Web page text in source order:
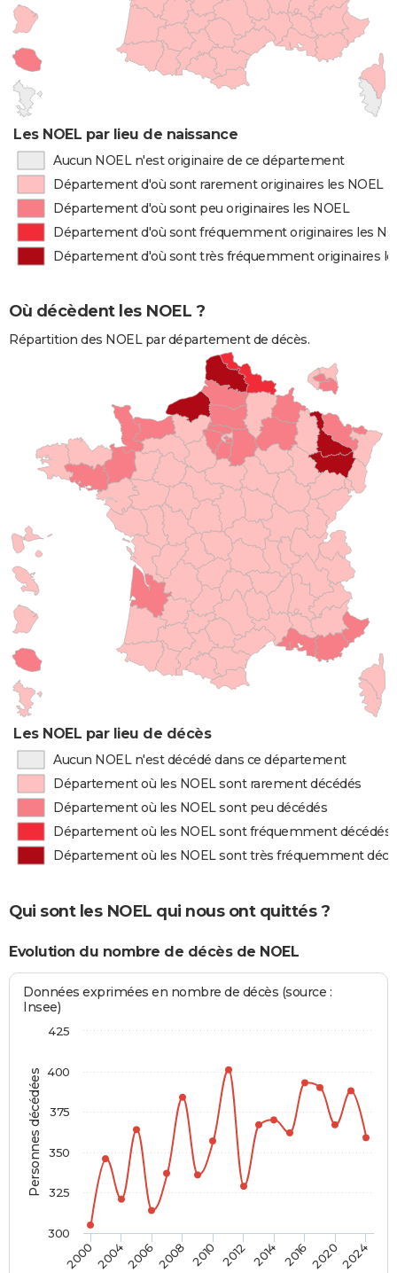
Les NOEL par lieu de naissance
Aucun NOEL n'est originaire de ce département
Département d'où sont rarement originaires les NOEL
Département d'où sont peu originaires les NOEL
Département d'où sont fréquemment originaires les
Département d'où sont très fréquemment originaires
Où décèdent les NOEL ?
Répartition des NOEL par département de décès.
Les NOEL par lieu de décès
Aucun NOEL n'est décédé dans ce département
Département où les NOEL sont rarement décédés
Département où les NOEL sont peu décédés
Département où les NOEL sont fréquemment décédés
Département où les NOEL sont très fréquemment
Qui sont les NOEL qui nous ont quittés ?
Evolution du nombre de décès de NOEL
Personnes décédées
Données exprimées en nombre de décès (source :
Insee)
2000200420062008 2010 2012 2014 201620202024
300
325
350
375
400
425